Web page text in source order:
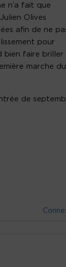
n’a fait que
Olives
afin de ne
pour
bien faire briller
marche du
de